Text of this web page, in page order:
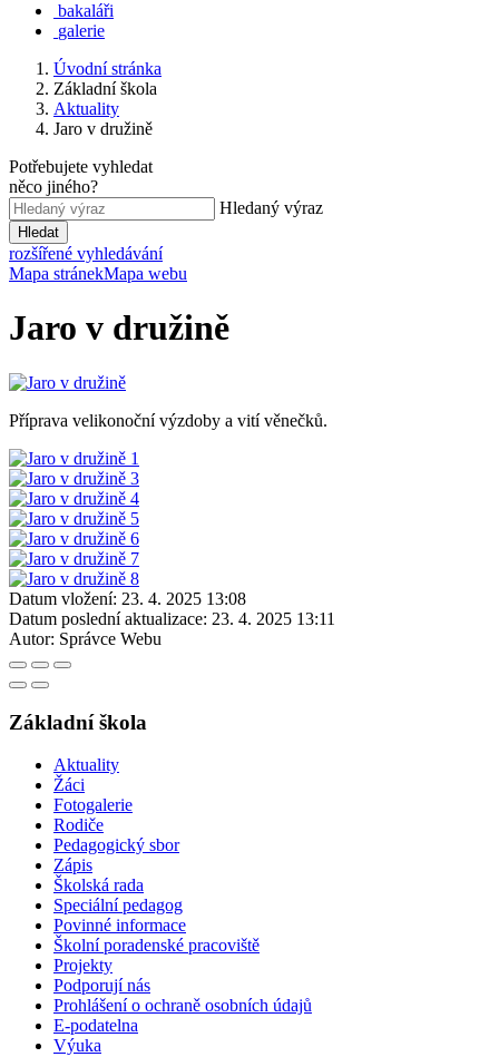
bakaláři
galerie
Úvodní stránka
Základní škola
Aktuality
Jaro v družině
Potřebujete vyhledat
něco jiného?
Hledaný výraz
Hledat
rozšířené vyhledávání
Mapa stránekMapa webu
Jaro v družině
Příprava velikonoční výzdoby a vití věnečků.
Datum vložení: 23. 4. 2025 13:08
Datum poslední aktualizace: 23. 4. 2025 13:11
Autor: Správce Webu
Základní škola
Aktuality
Žáci
Fotogalerie
Rodiče
Pedagogický sbor
Zápis
Školská rada
Speciální pedagog
Povinné informace
Školní poradenské pracoviště
Projekty
Podporují nás
Prohlášení o ochraně osobních údajů
E-podatelna
Výuka